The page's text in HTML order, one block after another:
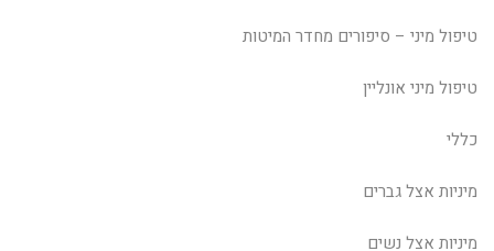
טיפול מיני – סיפורים מחדר המיטות
טיפול מיני אונליין
כללי
מיניות אצל גברים
מיניות אצל נשים